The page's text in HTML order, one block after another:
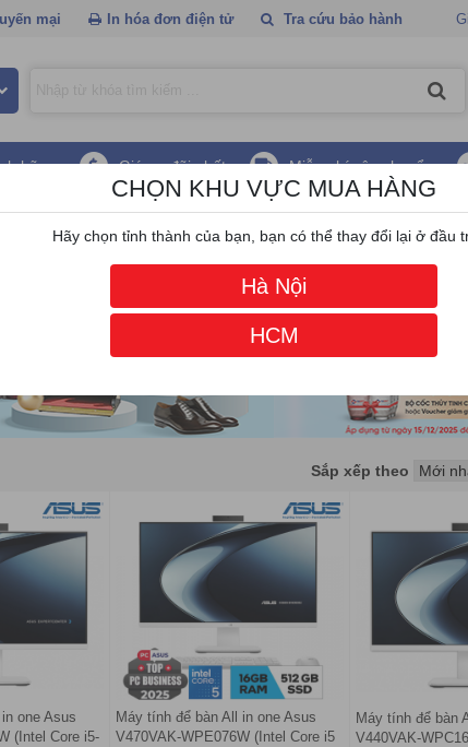
mại In hóa đơn điện tử Tra cứu bảo hành
hãng Giá ưu đãi nhất Miễn phí vận chuyển
One / Máy tính All in one Asus
Sắp xếp theo
one Asus
(Intel Core i5-
Máy tính để bàn All in one Asus
V470VAK-WPE076W (Intel Core i5
Máy tính để bàn
V440VAK-
CHỌN KHU VỰC MUA HÀNG
Hãy chọn tỉnh thành của bạn, bạn có thể thay đổi lại ở đầu
Hà Nội
HCM